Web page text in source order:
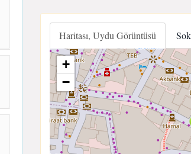
Haritası, Uydu Görüntüsü
+
−